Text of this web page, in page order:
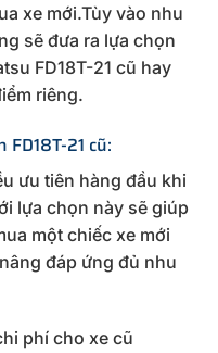
xe mới.Tùy vào nhu
sẽ đưa ra lựa chọn
FD18T-21 cũ hay
riêng.
FD18T-21 cũ:
ưu tiên hàng đầu khi
lựa chọn này sẽ giúp
một chiếc xe mới
đáp ứng đủ nhu
phí cho xe cũ